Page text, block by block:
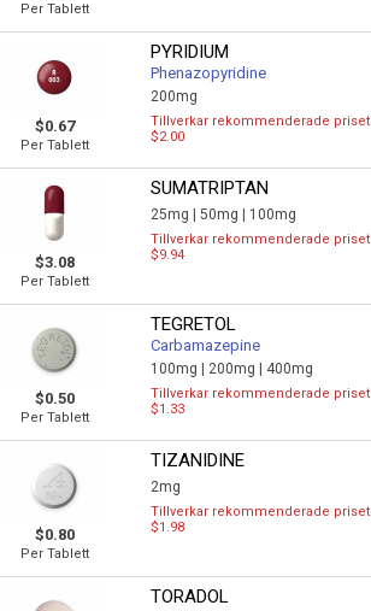
Per Tablett
$0.67
Per Tablett
PYRIDIUM
Phenazopyridine
200mg
Tillverkar rekommenderade priset
$2.00
$3.08
Per Tablett
SUMATRIPTAN
25mg |50mg | 100mg
Tillverkar rekommenderade priset
$9.94
$0.50
Per Tablett
TEGRETOL
Carbamazepine
100mg | 200mg | 400mg
Tillverkar rekommenderade priset
$1.33
$0.80
Per Tablett
TIZANIDINE
2mg
Tillverkar rekommenderade priset
$1.98
TORADOL